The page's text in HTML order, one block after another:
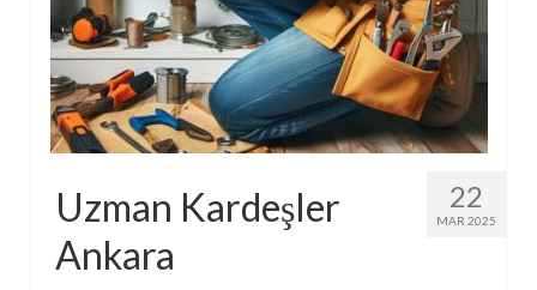
22
MAR 2025
Uzman Kardeşler
Ankara